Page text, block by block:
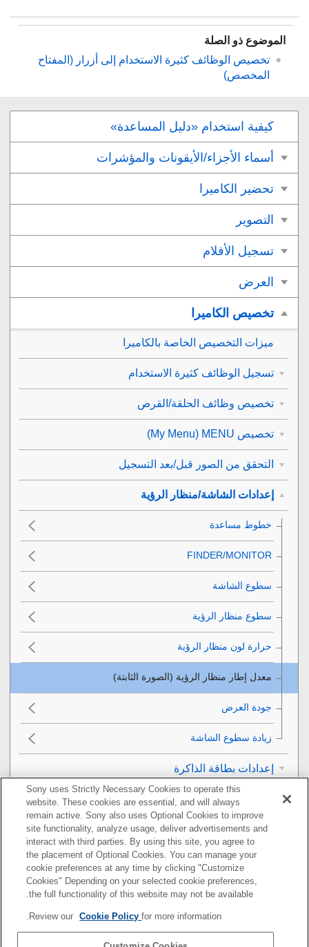
الموضوع ذو الصلة
تخصيص الوظائف كثيرة الاستخدام إلى أزرار ( ‏‎‏المفتاح
المخصص)
كيفية استخدام «دليل المساعدة»
أسماء الأجزاء/الأيقونات والمؤشرات
تحضير الكاميرا
التصوير
تسجيل الأفلام
العرض
تخصيص الكاميرا
ميزات التخصيص الخاصة بالكاميرا
تسجيل الوظائف كثيرة الاستخدام
تخصيص وظائف الحلقة/القرص
تخصيص MENU ‏‎(My Menu)‎‏
التحقق من الصور قبل/بعد التسجيل
إعدادات الشاشة/منظار الرؤية
خطوط مساعدة
سطوع الشاشة
سطوع منظار الرؤية
حرارة لون منظار الرؤية
جودة العرض
زيادة سطوع الشاشة
إعدادات بطاقة الذاكرة
إعدادات الكاميرا
تهيئة الكاميرا
استخدام وظائف الشبكة
استخدام الكمبيوتر
Sony uses Strictly Necessary Cookies to operate this
website. These cookies are essential, and will always
remain active. Sony also uses Optional Cookies to improve
site functionality, analyze usage, deliver advertisements and
interact with third parties. By using this site, you agree to
the placement of Optional Cookies. You can manage your
cookie preferences at any time by clicking "Customize
Cookies" Depending on your selected cookie preferences,
the full functionality of this website may not be available.
Review our Cookie Policyfor more information.